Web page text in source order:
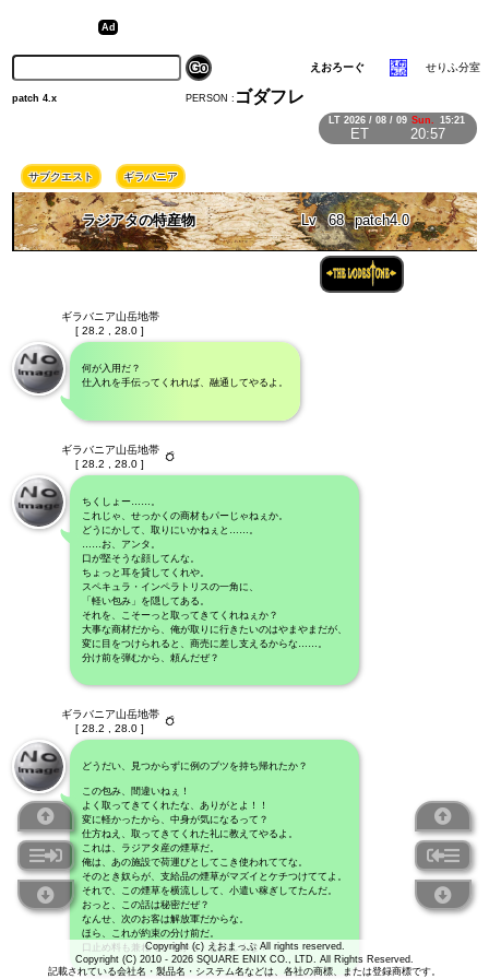
Copyright (c) えおまっぷ All rights reserved.
Copyright (C) 2010 - 2026 SQUARE ENIX CO., LTD. All Rights Reserved.
記載されている会社名・製品名・システム名などは、各社の商標、または登録商標です。
LT 2026 / 08 / 09 Sun. 15:21
ET 20:57
えおろーぐ せりふ分室
PERSON : ゴダフレ
patch 4.x
サブクエスト ギラバニア
ラジアタの特産物 Lv 68 patch4.0
ギラバニア山岳地帯
[ 28.2 , 28.0 ]
何が入用だ？
仕入れを手伝ってくれれば、融通してやるよ。
ギラバニア山岳地帯
[ 28.2 , 28.0 ]
ちくしょー……。
これじゃ、せっかくの商材もパーじゃねぇか。
どうにかして、取りにいかねぇと……。
……お、アンタ。
口が堅そうな顔してんな。
ちょっと耳を貸してくれや。
スペキュラ・インペラトリスの一角に、
「軽い包み」を隠してある。
それを、こそーっと取ってきてくれねぇか？
大事な商材だから、俺が取りに行きたいのはやまやまだが、
変に目をつけられると、商売に差し支えるからな……。
分け前を弾むから、頼んだぜ？
ギラバニア山岳地帯
[ 28.2 , 28.0 ]
どうだい、見つからずに例のブツを持ち帰れたか？
この包み、間違いねぇ！
よく取ってきてくれたな、ありがとよ！！
変に軽かったから、中身が気になるって？
仕方ねえ、取ってきてくれた礼に教えてやるよ。
これは、ラジアタ産の煙草だ。
俺は、あの施設で荷運びとしてこき使われててな。
そのとき奴らが、支給品の煙草がマズイとケチつけててよ。
それで、この煙草を横流しして、小遣い稼ぎしてたんだ。
おっと、この話は秘密だぜ？
なんせ、次のお客は解放軍だからな。
ほら、これが約束の分け前だ。
口止め料も兼ねているから、よろしくな？